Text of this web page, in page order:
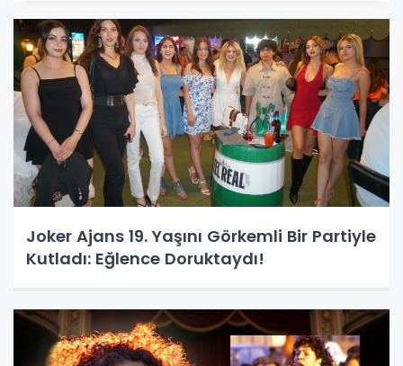
Joker Ajans 19. Yaşını Görkemli Bir Partiyle
Kutladı: Eğlence Doruktaydı!